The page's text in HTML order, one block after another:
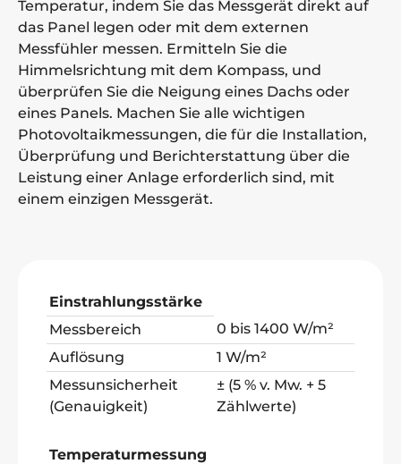
Temperatur, indem Sie das Messgerät direkt auf
das Panel legen oder mit dem externen
Messfühler messen. Ermitteln Sie die
Himmelsrichtung mit dem Kompass, und
überprüfen Sie die Neigung eines Dachs oder
eines Panels. Machen Sie alle wichtigen
Photovoltaikmessungen, die für die Installation,
Überprüfung und Berichterstattung über die
Leistung einer Anlage erforderlich sind, mit
einem einzigen Messgerät.
Einstrahlungsstärke
Messbereich
0 bis 1400 W/m²
Auflösung
1 W/m²
Messunsicherheit
(Genauigkeit)
± (5 % v. Mw. + 5
Zählwerte)
Temperaturmessung